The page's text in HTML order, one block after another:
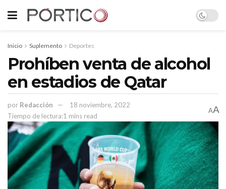
Inicio Suplemento Deportes
Prohíben venta de alcohol
en estadios de Qatar
por Redacción
18 noviembre, 2022
Tiempo de lectura:1 mins read
AA